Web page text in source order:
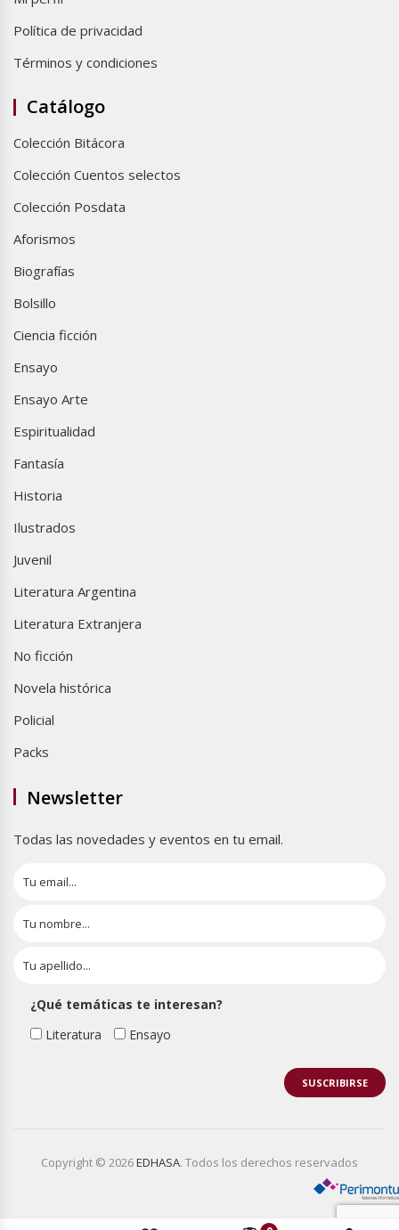
Política de privacidad
Términos y condiciones
Catálogo
Colección Bitácora
Colección Cuentos selectos
Colección Posdata
Aforismos
Biografías
Bolsillo
Ciencia ficción
Ensayo
Ensayo Arte
Espiritualidad
Fantasía
Historia
Ilustrados
Juvenil
Literatura Argentina
Literatura Extranjera
No ficción
Novela histórica
Policial
Packs
Newsletter
Todas las novedades y eventos en tu email.
¿Qué temáticas te interesan?
Literatura
Ensayo
Copyright © 2026EDHASA. Todos los derechos reservados